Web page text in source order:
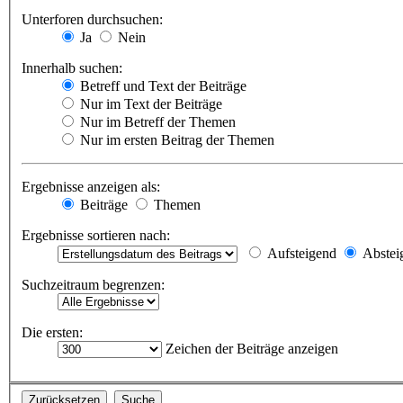
Unterforen durchsuchen:
Ja
Nein
Innerhalb suchen:
Betreff und Text der Beiträge
Nur im Text der Beiträge
Nur im Betreff der Themen
Nur im ersten Beitrag der Themen
Ergebnisse anzeigen als:
Beiträge
Themen
Ergebnisse sortieren nach:
Aufsteigend
Suchzeitraum begrenzen:
Die ersten:
Zeichen der Beiträge anzeigen